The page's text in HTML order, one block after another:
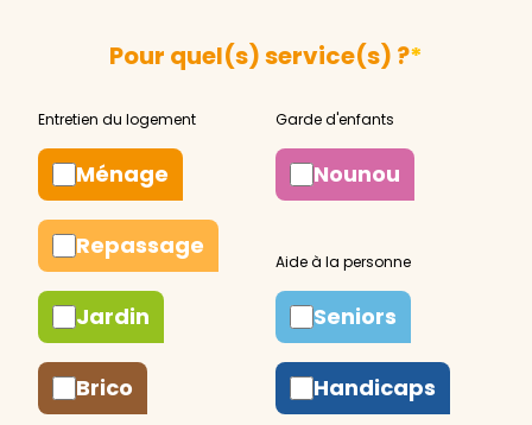
Pour quel(s) service(s) ?*
Ménage
Repassage
Jardin
Brico
Nounou
Seniors
Handicaps